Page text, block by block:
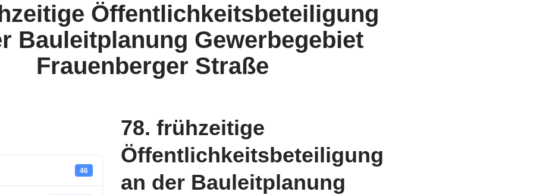
Öffentlichkeitsbeteiligung
Bauleitplanung Gewerbegebiet
Frauenberger Straße
46
78. frühzeitige
Öffentlichkeitsbeteiligung
an der Bauleitplanung